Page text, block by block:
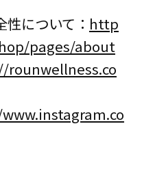
について： http
pages/about
rounwellness.co